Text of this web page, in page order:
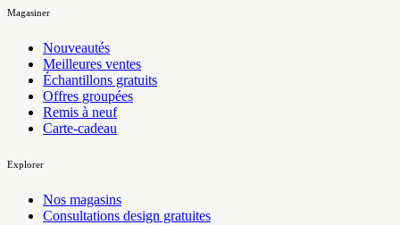
Magasiner
Nouveautés
Meilleures ventes
Échantillons gratuits
Offres groupées
Remis à neuf
Carte-cadeau
Explorer
Nos magasins
Consultations design gratuites